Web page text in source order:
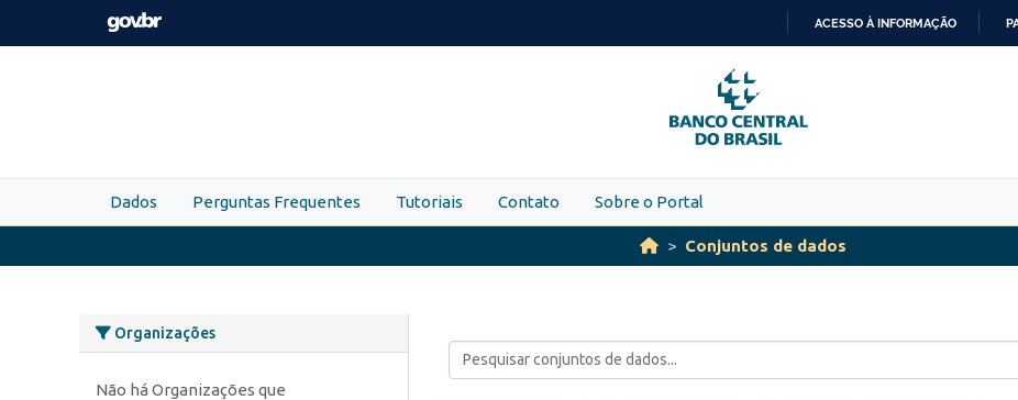
Skip to main content
PARA
O
CONTEÚDO
ACESSO À INFORMAÇÃO
Dados Perguntas Frequentes Tutoriais Contato Sobre o Portal
Conjuntos de dados
Organizações
Não há Organizações que